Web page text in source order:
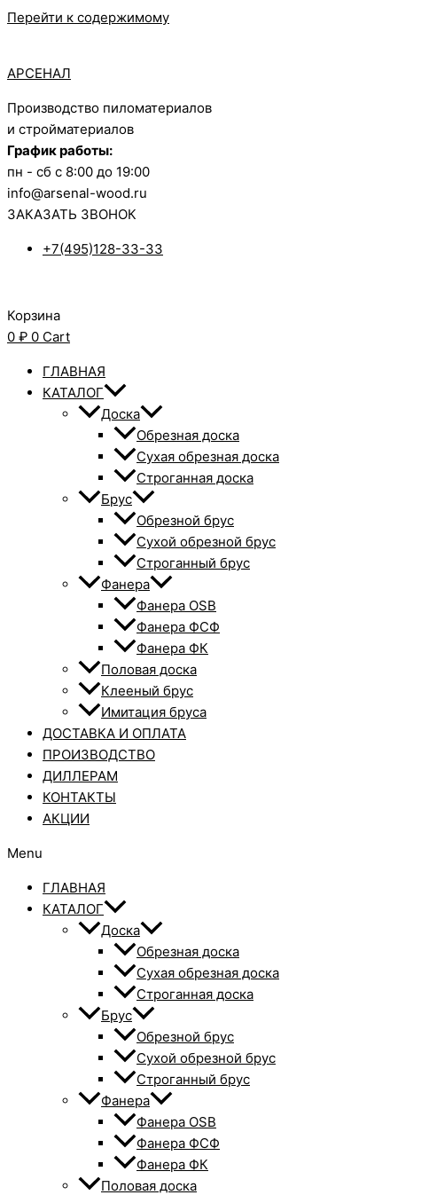
Перейти к содержимому
АРСЕНАЛ
Производство пиломатериалов
и стройматериалов
График работы:
пн - сб с 8:00 до 19:00
info@arsenal-wood.ru
ЗАКАЗАТЬ ЗВОНОК
+7(495)128-33-33
Корзина
0 ₽ 0 Cart
ГЛАВНАЯ
КАТАЛОГ
Доска
Обрезная доска
Сухая обрезная доска
Строганная доска
Брус
Обрезной брус
Сухой обрезной брус
Строганный брус
Фанера
Фанера OSB
Фанера ФСФ
Фанера ФК
Половая доска
Клееный брус
Имитация бруса
ДОСТАВКА И ОПЛАТА
ПРОИЗВОДСТВО
ДИЛЛЕРАМ
КОНТАКТЫ
АКЦИИ
Menu
ГЛАВНАЯ
КАТАЛОГ
Доска
Обрезная доска
Сухая обрезная доска
Строганная доска
Брус
Обрезной брус
Сухой обрезной брус
Строганный брус
Фанера
Фанера OSB
Фанера ФСФ
Фанера ФК
Половая доска